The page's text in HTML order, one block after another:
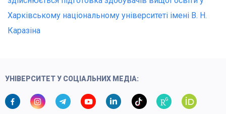
Харківському національному університеті імені В. Н.
Каразіна
УНІВЕРСИТЕТ У СОЦІАЛЬНИХ МЕДІА: